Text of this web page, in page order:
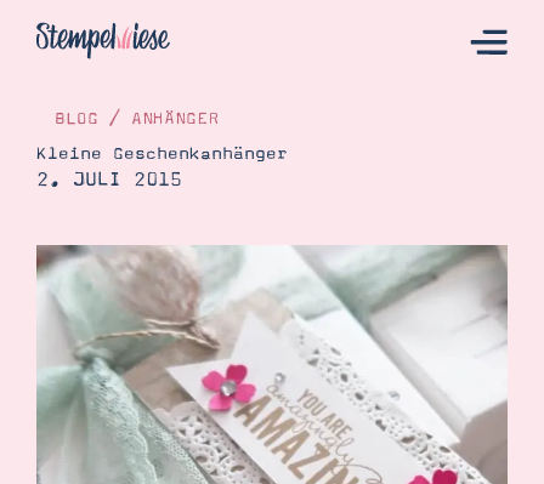
Katalog
Bestellen
Kontakt
BLOG / ANHÄNGER
Kleine Geschenkanhänger
2. JULI 2015